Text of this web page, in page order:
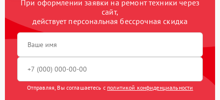
При оформлении заявки на ремонт техники через
сайт,
действует персональная бессрочная скидка
Отправляя, Вы соглашаетесь с политикой конфиденциальности